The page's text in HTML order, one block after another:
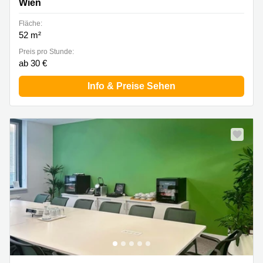
Wien
Fläche:
52 m²
Preis pro Stunde:
ab 30 €
Info & Preise Sehen